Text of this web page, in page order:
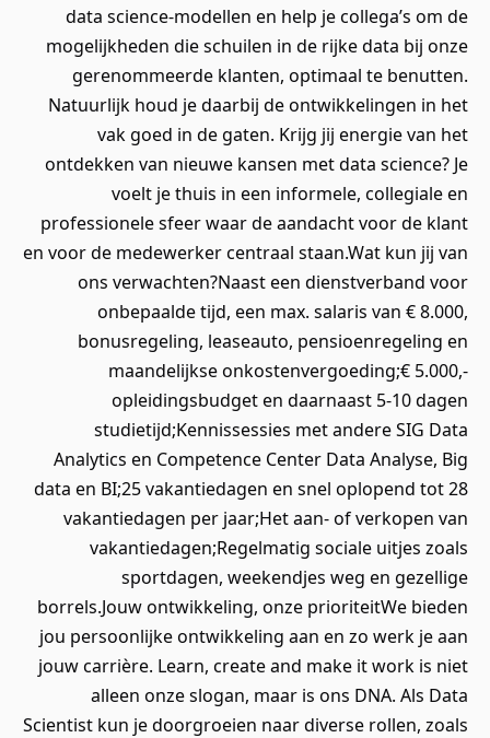
data science-modellen en help je collega’s om de
mogelijkheden die schuilen in de rijke data bij onze
gerenommeerde klanten, optimaal te benutten.
Natuurlijk houd je daarbij de ontwikkelingen in het
vak goed in de gaten. Krijg jij energie van het
ontdekken van nieuwe kansen met data science? Je
voelt je thuis in een informele, collegiale en
professionele sfeer waar de aandacht voor de klant
en voor de medewerker centraal staan.Wat kun jij van
ons verwachten?Naast een dienstverband voor
onbepaalde tijd, een max. salaris van € 8.000,
bonusregeling, leaseauto, pensioenregeling en
maandelijkse onkostenvergoeding;€ 5.000,-
opleidingsbudget en daarnaast 5-10 dagen
studietijd;Kennissessies met andere SIG Data
Analytics en Competence Center Data Analyse, Big
data en BI;25 vakantiedagen en snel oplopend tot 28
vakantiedagen per jaar;Het aan- of verkopen van
vakantiedagen;Regelmatig sociale uitjes zoals
sportdagen, weekendjes weg en gezellige
borrels.Jouw ontwikkeling, onze prioriteitWe bieden
jou persoonlijke ontwikkeling aan en zo werk je aan
jouw carrière. Learn, create and make it work is niet
alleen onze slogan, maar is ons DNA. Als Data
Scientist kun je doorgroeien naar diverse rollen, zoals